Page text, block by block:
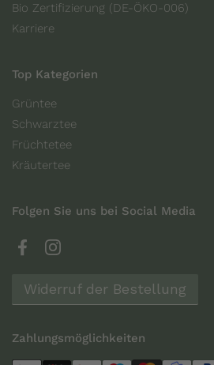
Bio Zertifizierung (DE-ÖKO-006)
Karriere
Top Kategorien
Grüntee
Schwarztee
Früchtetee
Kräutertee
Folgen Sie uns bei Social Media
FacebookInstagram
Widerruf der Bestellung
Zahlungsmöglichkeiten